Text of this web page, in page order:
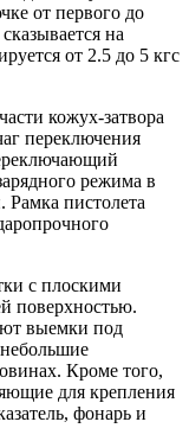
от первого до
на
от 2.5 до 5 кгс
кожух-затвора
переключения
режима в
Рамка пистолета
с плоскими
поверхностью.
выемки под
Кроме того,
для крепления
фонарь и